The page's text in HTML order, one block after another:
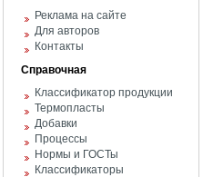
Реклама на сайте
Для авторов
Контакты
Справочная
Классификатор продукции
Термопласты
Добавки
Процессы
Нормы и ГОСТы
Классификаторы